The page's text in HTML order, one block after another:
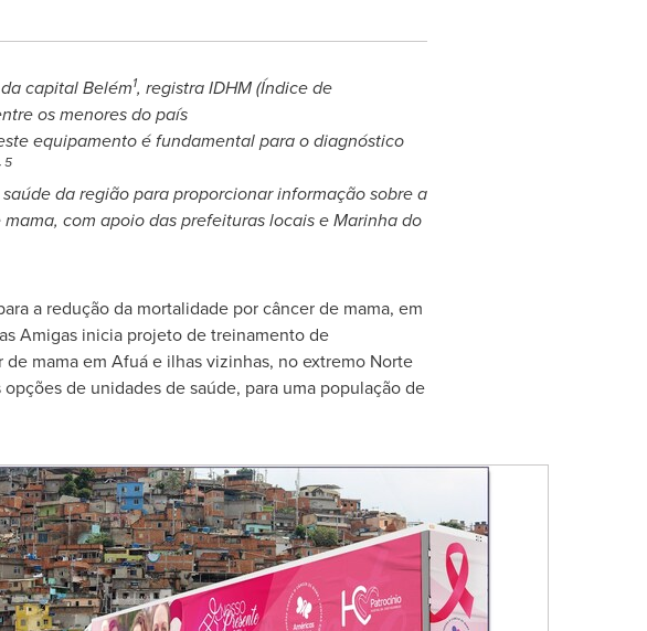
capital Belém1, registra IDHM (Índice de
os menores do país
equipamento é fundamental para o diagnóstico
5
da região para proporcionar informação sobre a
com apoio das prefeituras locais e Marinha do
a redução da mortalidade por câncer de mama, em
Amigas inicia projeto de treinamento de
mama em Afuá e ilhas vizinhas, no extremo Norte
de unidades de saúde, para uma população de